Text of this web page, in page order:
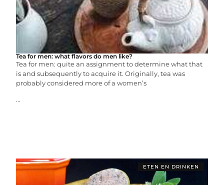
Tea for men: what flavors do men like?
Tea for men: quite an assignment to determine what that
is and subsequently to acquire it. Originally, tea was
probably considered more of a women’s
...
ETEN EN DRINKEN